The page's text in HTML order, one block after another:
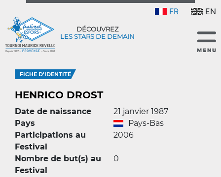
FR EN
DÉCOUVREZ
LES STARS DE DEMAIN
FICHE D'IDENTITÉ
HENRICO DROST
Date de naissance
21 janvier 1987
Pays
Pays-Bas
Participations au
Festival
2006
Nombre de but(s) au
Festival
0